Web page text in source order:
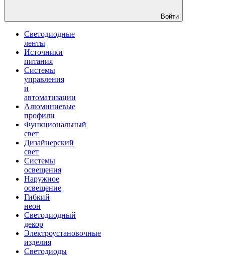
Войти
Светодиодные
ленты
Источники
питания
Системы
управления
и
автоматизации
Алюминиевые
профили
Функциональный
свет
Дизайнерский
свет
Системы
освещения
Наружное
освещение
Гибкий
неон
Светодиодный
декор
Электроустановочные
изделия
Светодиоды